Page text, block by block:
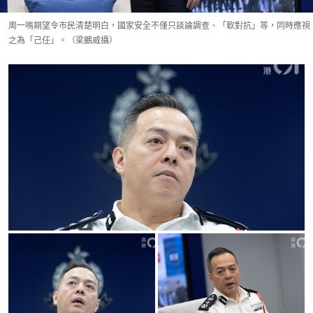
周一鳴期望令市民清楚明白，國家安全不僅只談論調查、「軟對抗」等，同時應視
之為「己任」。（梁鵬威攝）